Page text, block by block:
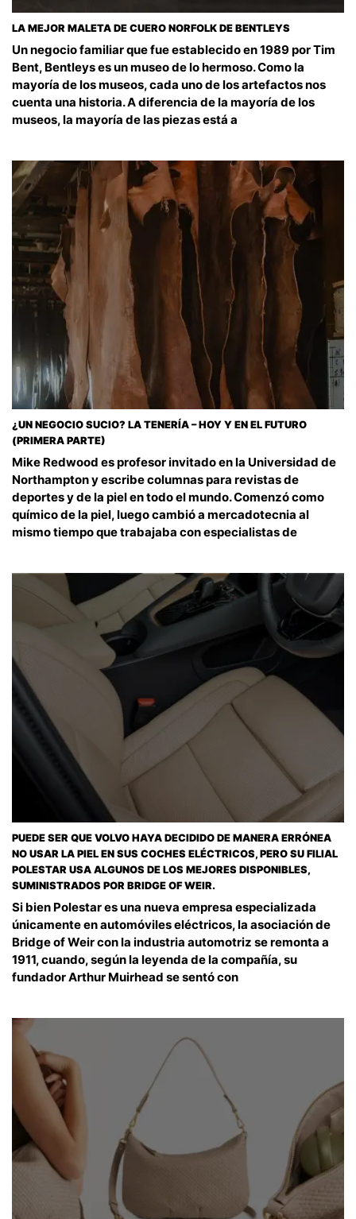
LA MEJOR MALETA DE CUERO NORFOLK DE BENTLEYS
Un negocio familiar que fue establecido en 1989 por Tim
Bent, Bentleys es un museo de lo hermoso. Como la
mayoría de los museos, cada uno de los artefactos nos
cuenta una historia. A diferencia de la mayoría de los
museos, la mayoría de las piezas está a
¿UN NEGOCIO SUCIO? LA TENERÍA – HOY Y EN EL FUTURO
(PRIMERA PARTE)
Mike Redwood es profesor invitado en la Universidad de
Northampton y escribe columnas para revistas de
deportes y de la piel en todo el mundo. Comenzó como
químico de la piel, luego cambió a mercadotecnia al
mismo tiempo que trabajaba con especialistas de
PUEDE SER QUE VOLVO HAYA DECIDIDO DE MANERA ERRÓNEA
NO USAR LA PIEL EN SUS COCHES ELÉCTRICOS, PERO SU FILIAL
POLESTAR USA ALGUNOS DE LOS MEJORES DISPONIBLES,
SUMINISTRADOS POR BRIDGE OF WEIR.
Si bien Polestar es una nueva empresa especializada
únicamente en automóviles eléctricos, la asociación de
Bridge of Weir con la industria automotriz se remonta a
1911, cuando, según la leyenda de la compañía, su
fundador Arthur Muirhead se sentó con